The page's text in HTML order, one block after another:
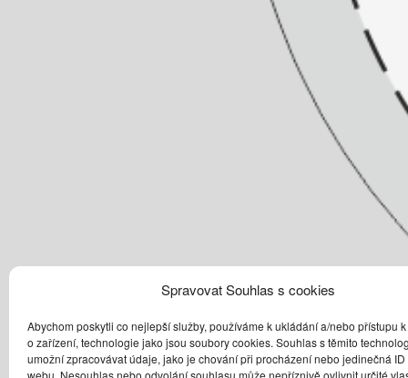
Spravovat Souhlas s cookies
Abychom poskytli co nejlepší služby, používáme k ukládání a/nebo přístupu
o zařízení, technologie jako jsou soubory cookies. Souhlas s těmito
umožní zpracovávat údaje, jako je chování při procházení nebo jedinečná ID
webu. Nesouhlas nebo odvolání souhlasu může nepříznivě ovlivnit určité